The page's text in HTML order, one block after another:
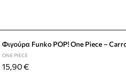
Φιγούρα Funko POP! One Piece –
ONE PIECE
15,90€